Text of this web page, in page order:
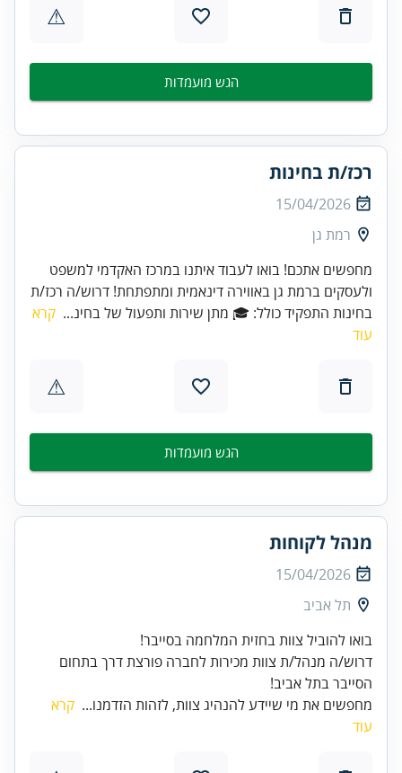
⚠
הגש מועמדות
רכז/ת בחינות
15/04/2026
רמת גן
מחפשים אתכם! בואו לעבוד איתנו במרכז האקדמי למשפט
ולעסקים ברמת גן באווירה דינאמית ומתפתחת! דרוש/ה רכז/ת
בחינות התפקיד כולל: 🎓 מתן שירות ותפעול של בחינ... קרא
עוד
⚠
הגש מועמדות
מנהל לקוחות
15/04/2026
תל אביב
דרוש/ה מנהל/ת צוות מכירות לחברה פורצת דרך בתחום
הסייבר בתל אביב!
מחפשים את מי שיידע להנהיג צוות, לזהות הזדמנו... קרא
עוד